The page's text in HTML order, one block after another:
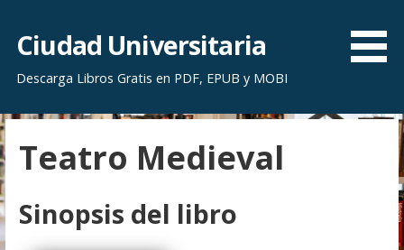
r
a
l
c
o
n
Ciudad Universitaria
Descarga Libros Gratis en PDF, EPUB y MOBI
Teatro Medieval
Sinopsis del libro